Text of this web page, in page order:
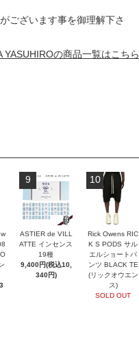
ございます事を御理解下さ
YASUHIROの商品一覧はこちら
9
ASTIER de VILL
ATTE インセンス
19種
9,400円(税込10,
340円)
10
Rick Owens RIC
K S PODS サル
エルショートパ
ンツ BLACK TE
(リックオウエン
ス)
SOLD OUT